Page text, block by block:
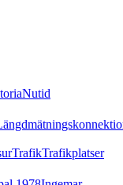
Nutid
TrafikTrafikplatser